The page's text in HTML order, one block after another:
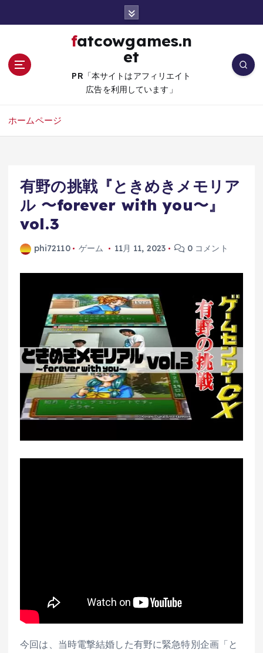
fatcowgames.n
et
PR「本サイトはアフィリエイト
広告を利用しています」
ホームページ
有野の挑戦『ときめきメモリア
ル 〜forever with you〜』
vol.3
phi72110 ゲーム 11月 11, 2023 0 コメント
今回は、当時電撃結婚した有野に緊急特別企画「と